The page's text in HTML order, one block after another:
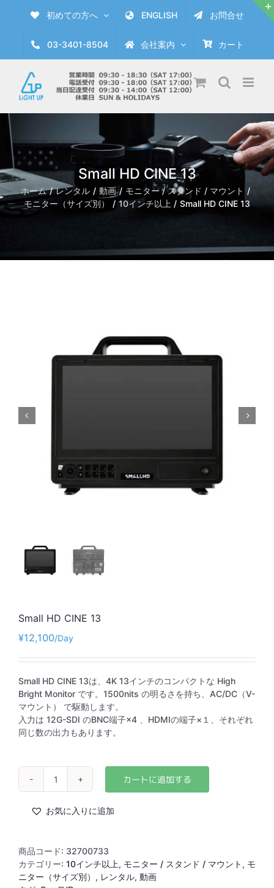
初めての方へ ENGLISH お問合せ
03-3401-8504 会社案内 カート
Small HD CINE 13
ホーム レンタル 動画
モニター / スタンド / マウント
モニター（サイズ別）
10インチ以上 Small HD CINE 13
Small HD CINE 13
¥12,100
Small HD CINE 13は、4K 13インチのコンパクトな High
Bright Monitor です。1500nits の明るさを持ち、AC/DC（V-
マウント） で駆動します。
入力は 12G-SDI のBNC端子×4 、HDMIの端子×１、それぞれ
同じ数の出力もあります。
Small
CINE
お気に入りに追加
商品コード: 32700733
カテゴリー: 10インチ以上, モニター / スタンド / マウント , モ
ニター（サイズ別） , レンタル, 動画